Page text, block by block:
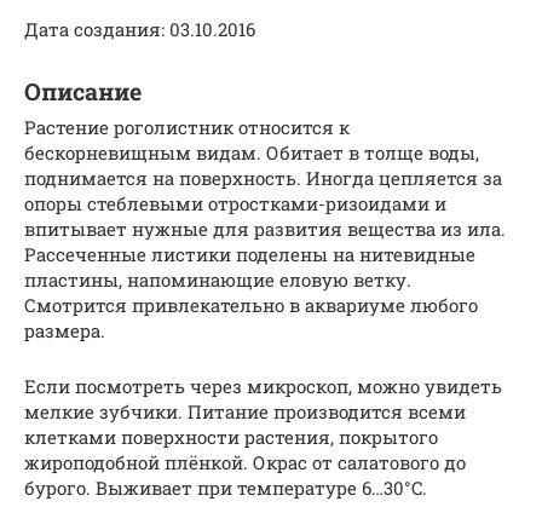
Дата создания: 03.10.2016
Описание
Растение роголистник относится к
бескорневищным видам. Обитает в толще воды,
поднимается на поверхность. Иногда цепляется за
опоры стеблевыми отростками-ризоидами и
впитывает нужные для развития вещества из ила.
Рассеченные листики поделены на нитевидные
пластины, напоминающие еловую ветку.
Смотрится привлекательно в аквариуме любого
размера.
Если посмотреть через микроскоп, можно увидеть
мелкие зубчики. Питание производится всеми
клетками поверхности растения, покрытого
жироподобной плёнкой. Окрас от салатового до
бурого. Выживает при температуре 6…30°C.